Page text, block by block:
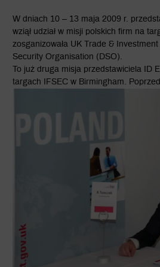
W dniach 10 – 13 maja 2009 r.
wziął udział w misji polskich firm na
zosganizowała UK Trade &
Security Organisation (DSO).
To już druga misja przedstawiciela ID
targach IFSEC w Birmingham.